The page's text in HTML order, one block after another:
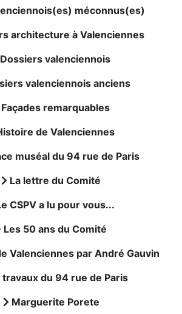
méconnus(es)
architecture à Valenciennes
Dossiers valenciennois
valenciennois anciens
Façades remarquables
de Valenciennes
muséal du 94 rue de Paris
La lettre du Comité
CSPV a lu pour vous...
Les 50 ans du Comité
Valenciennes par André Gauvin
travaux du 94 rue de Paris
Marguerite Porete